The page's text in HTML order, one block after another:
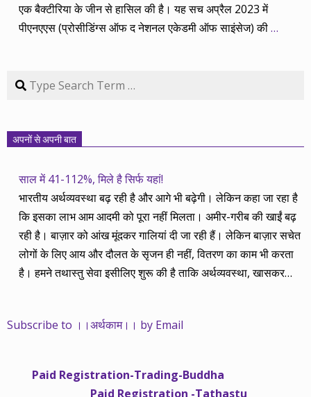
एक बैक्टीरिया के जीन से हासिल की है। यह सच अप्रैल 2023 में
पीएनएएस (प्रोसीडिंग्स ऑफ द नेशनल एकेडमी ऑफ साइंसेज) की…
Search
अपनों से अपनी बात
साल में 41-112%, मिले है सिर्फ यहां!
भारतीय अर्थव्यवस्था बढ़ रही है और आगे भी बढ़ेगी। लेकिन कहा जा रहा है
कि इसका लाभ आम आदमी को पूरा नहीं मिलता। अमीर-गरीब की खाईं बढ़
रही है। बाज़ार को आंख मूंदकर गालियां दी जा रही हैं। लेकिन बाज़ार सचेत
लोगों के लिए आय और दौलत के सृजन ही नहीं, वितरण का काम भी करता
है। हमने तथास्तु सेवा इसीलिए शुरू की है ताकि अर्थव्यवस्था, खासकर
महंगाई की दर 10 प्रतिशत से ऊपर रहती है। वे भागकर जाते हैं सोने और
साढ़े चार सालों से अर्थकाम से जुड़े हैं, वे हमारी ईमानदारी और सत्यनिष्ठा से
Subscribe to ।।अर्थकाम।। by Email
Paid Registration-Trading-Buddha
Paid Registration -Tathastu